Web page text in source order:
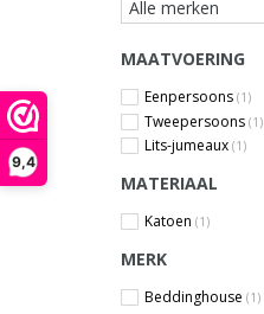
9,4
MAATVOERING
Eenpersoons (1)
Tweepersoons (1)
Lits-jumeaux (1)
MATERIAAL
Katoen (1)
MERK
Beddinghouse (1)